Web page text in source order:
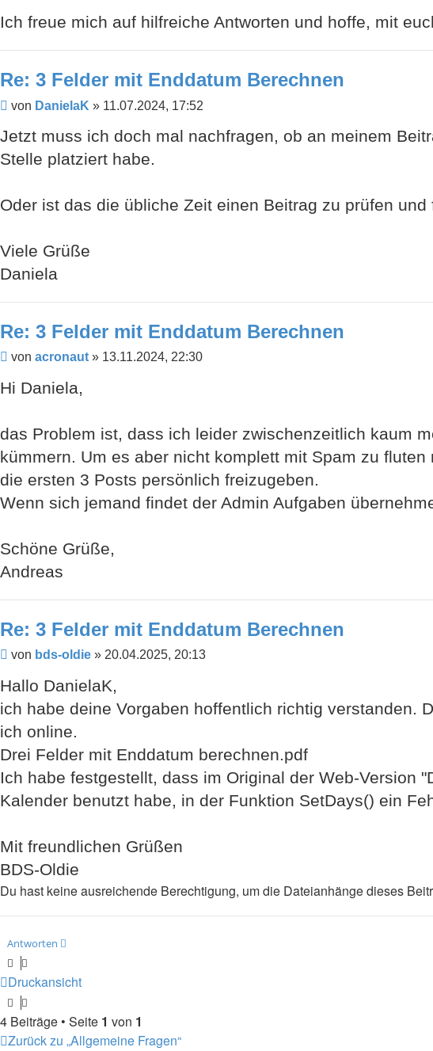
Ich freue mich auf hilfreiche Antworten und hoffe, mit
Re: 3 Felder mit Enddatum Berechnen
Beitrag
von DanielaK » 11.07.2024, 17:52
Jetzt muss ich doch mal nachfragen, ob an meinem
Stelle platziert habe.
Oder ist das die übliche Zeit einen Beitrag zu prüfen und
Viele Grüße
Daniela
Re: 3 Felder mit Enddatum Berechnen
Beitrag
von acronaut » 13.11.2024, 22:30
Hi Daniela,
das Problem ist, dass ich leider zwischenzeitlich kaum
kümmern. Um es aber nicht komplett mit Spam zu
die ersten 3 Posts persönlich freizugeben.
Wenn sich jemand findet der Admin Aufgaben
Schöne Grüße,
Andreas
Re: 3 Felder mit Enddatum Berechnen
Beitrag
von bds-oldie » 20.04.2025, 20:13
Hallo DanielaK,
ich habe deine Vorgaben hoffentlich richtig verstanden.
ich online.
Drei Felder mit Enddatum berechnen.pdf
Ich habe festgestellt, dass im Original der Web-Version
Kalender benutzt habe, in der Funktion SetDays() ein
Mit freundlichen Grüßen
BDS-Oldie
Du hast keine ausreichende Berechtigung, um die Dateianhänge dieses
Antworten
Druckansicht
4 Beiträge • Seite 1 von 1
Zurück zu „Allgemeine Fragen“